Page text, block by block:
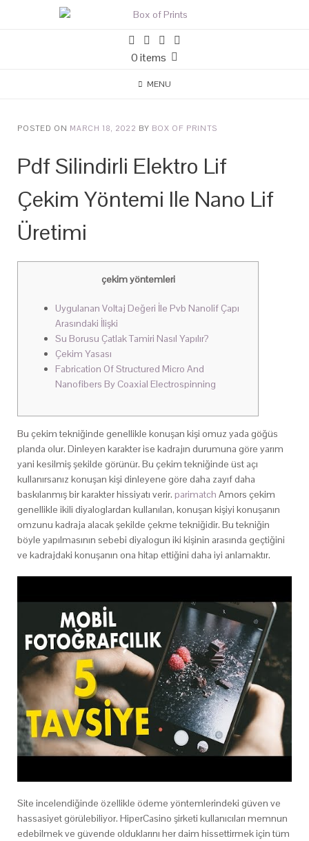
0 items
MENU
POSTED ON MARCH 18, 2022 BY BOX OF PRINTS
Pdf Silindirli Elektro Lif
Çekim Yöntemi Ile Nano Lif
Üretimi
çekim yöntemleri
Uygulanan Voltaj Değeri İle Pvb Nanolif Çapı
Arasındaki İlişki
Su Borusu Çatlak Tamiri Nasıl Yapılır?
Çekim Yasası
Fabrication Of Structured Micro And
Nanofibers By Coaxial Electrospinning
Bu çekim tekniğinde genellikle konuşan kişi omuz yada göğüs
planda olur. Dinleyen karakter ise kadrajın durumuna göre yarım
yani kesilmiş şekilde görünür. Bu çekim tekniğinde üst açı
kullanırsanız konuşan kişi dinleyene göre daha zayıf daha
baskılanmış bir karakter hissiyatı verir. parimatch Amors çekim
genellikle ikili diyaloglardan kullanılan, konuşan kişiyi konuşanın
omzunu kadraja alacak şekilde çekme tekniğidir. Bu tekniğin
böyle yapılmasının sebebi diyalogun iki kişinin arasında geçtiğini
ve kadrajdaki konuşanın ona hitap ettiğini daha iyi anlamaktır.
Site incelendiğinde özellikle ödeme yöntemlerindeki güven ve
hassasiyet görülebiliyor. HiperCasino şirketi kullanıcıları memnun
edebilmek ve güvende olduklarını her daim hissettirmek için tüm